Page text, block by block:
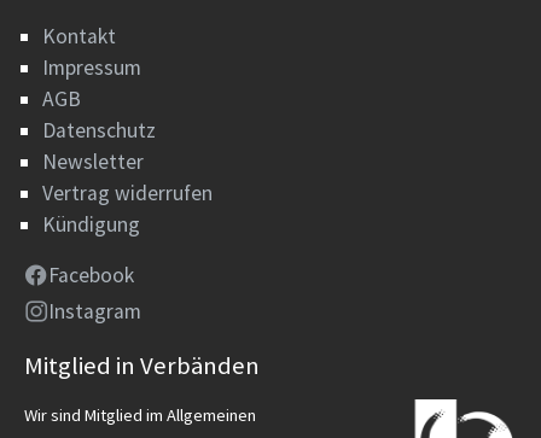
Kontakt
Impressum
AGB
Datenschutz
Newsletter
Vertrag widerrufen
Kündigung
Facebook
Instagram
Mitglied in Verbänden
Wir sind Mitglied im Allgemeinen